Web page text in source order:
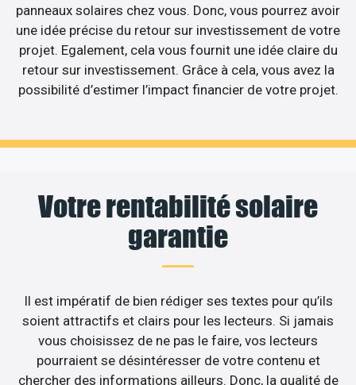
panneaux solaires chez vous. Donc, vous pourrez avoir
une idée précise du retour sur investissement de votre
projet. Egalement, cela vous fournit une idée claire du
retour sur investissement. Grâce à cela, vous avez la
possibilité d’estimer l’impact financier de votre projet.
Votre rentabilité solaire
garantie
Il est impératif de bien rédiger ses textes pour qu’ils
soient attractifs et clairs pour les lecteurs. Si jamais
vous choisissez de ne pas le faire, vos lecteurs
pourraient se désintéresser de votre contenu et
chercher des informations ailleurs. Donc, la qualité de